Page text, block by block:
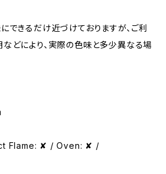
できるだけ近づけておりますが、ご利
どにより、実際の色味と多少異なる場
Flame: ✘ / Oven: ✘ /